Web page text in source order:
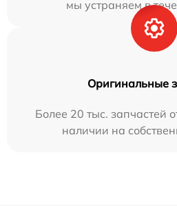
мы устраняем в
Оригинальные
Более 20 тыс. запчастей
наличии на